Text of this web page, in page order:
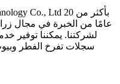
عامًا من الخبرة في مجال
لشركتنا. يمكننا توفير
سجلات تفرخ الفطر